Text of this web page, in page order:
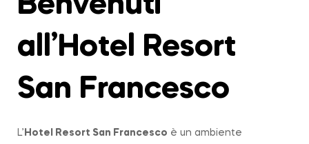
all’Hotel Resort
San Francesco
L’ Hotel Resort San Francesco è un ambiente